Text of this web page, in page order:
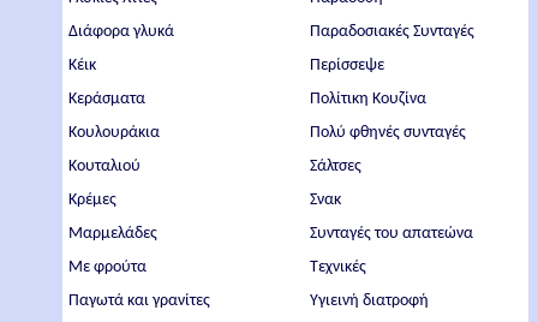
Διάφορα γλυκά
Κέικ
Κεράσματα
Κουλουράκια
Κουταλιού
Κρέμες
Μαρμελάδες
Με φρούτα
Παγωτά και γρανίτες
Παραδοσιακές Συνταγές
Περίσσεψε
Πολίτικη Κουζίνα
Πολύ φθηνές συνταγές
Σάλτσες
Σνακ
Συνταγές του απατεώνα
Τεχνικές
Υγιεινή διατροφή